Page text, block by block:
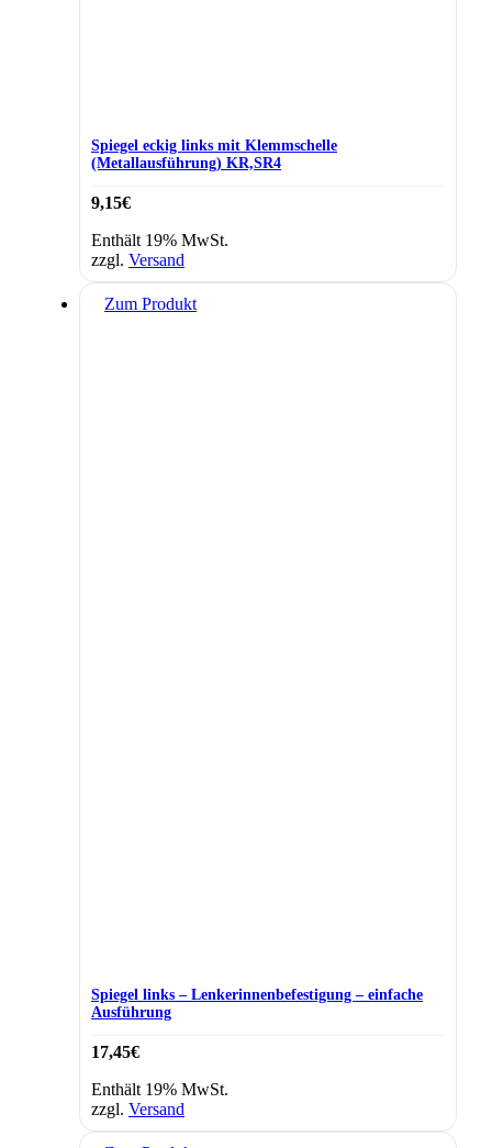
Spiegel eckig links mit Klemmschelle
(Metallausführung) KR,SR4
9,15€
Enthält 19% MwSt.
zzgl. Versand
Zum Produkt
Spiegel links – Lenkerinnenbefestigung – einfache
Ausführung
17,45€
Enthält 19% MwSt.
zzgl. Versand